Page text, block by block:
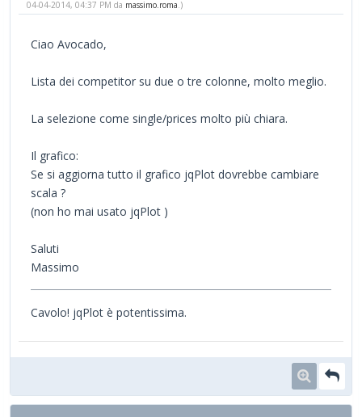
04-04-2014, 04:37 PM da massimo.roma .)
Ciao Avocado,
Lista dei competitor su due o tre colonne, molto meglio.
La selezione come single/prices molto più chiara.
Il grafico:
Se si aggiorna tutto il grafico jqPlot dovrebbe cambiare
scala ?
(non ho mai usato jqPlot )
Saluti
Massimo
Cavolo! jqPlot è potentissima.